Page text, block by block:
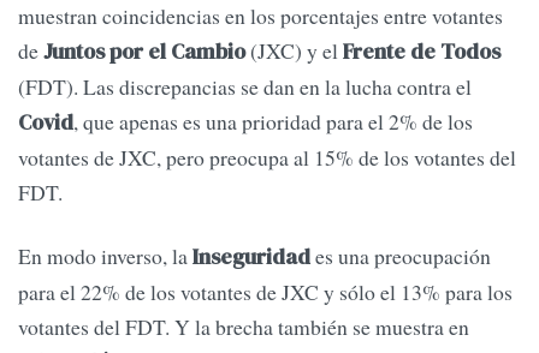
muestran coincidencias en los porcentajes entre votantes
deJuntos por el Cambio(JXC) y elFrente de Todos
(FDT). Las discrepancias se dan en la lucha contra el
Covid, que apenas es una prioridad para el 2% de los
votantes de JXC, pero preocupa al 15% de los votantes del
FDT.
En modo inverso, laInseguridades una preocupación
para el 22% de los votantes de JXC y sólo el 13% para los
votantes del FDT. Y la brecha también se muestra en